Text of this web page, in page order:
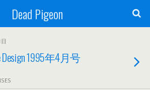
Dead Pigeon
Design 1995年4月号